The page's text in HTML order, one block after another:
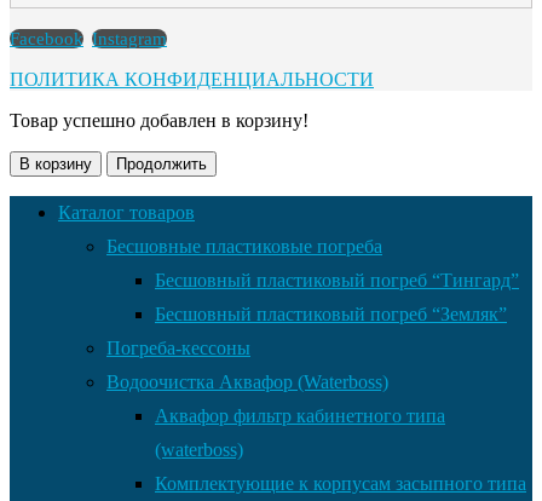
Facebook Instagram
ПОЛИТИКА КОНФИДЕНЦИАЛЬНОСТИ
Товар успешно добавлен в корзину!
В корзину Продолжить
Каталог товаров
Бесшовные пластиковые погреба
Бесшовный пластиковый погреб “Тингард”
Бесшовный пластиковый погреб “Земляк”
Погреба-кессоны
Водоочистка Аквафор (Waterboss)
Аквафор фильтр кабинетного типа
(waterboss)
Комплектующие к корпусам засыпного типа